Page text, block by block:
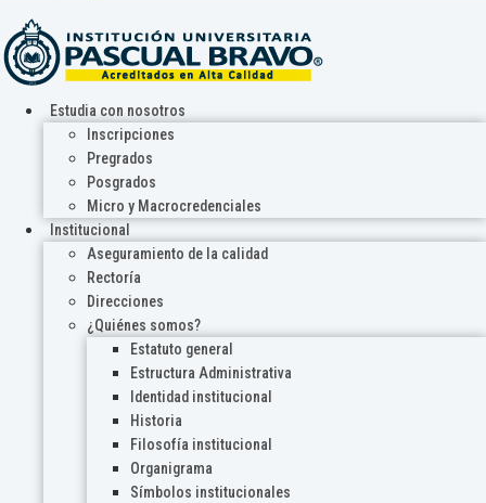
Estudia con nosotros
Inscripciones
Pregrados
Posgrados
Micro y Macrocredenciales
Institucional
Aseguramiento de la calidad
Rectoría
Direcciones
¿Quiénes somos?
Estatuto general
Estructura Administrativa
Identidad institucional
Historia
Filosofía institucional
Organigrama
Símbolos institucionales